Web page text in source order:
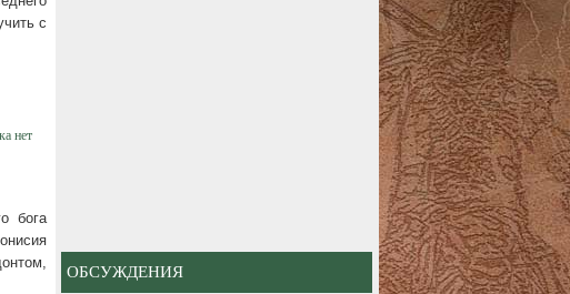
с
нет
бога
ОБСУЖДЕНИЯ